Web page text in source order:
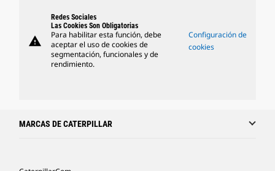
warning
Redes Sociales
Las Cookies Son Obligatorias
Para habilitar esta función, debe
aceptar el uso de cookies de
segmentación, funcionales y de
rendimiento.
Configuración de
cookies
MARCAS DE CATERPILLAR